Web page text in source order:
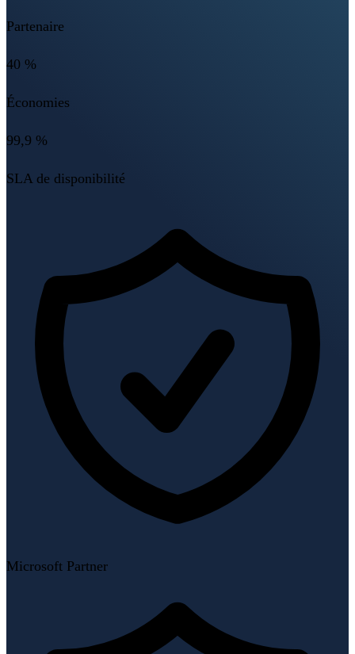
Partenaire
40 %
Économies
99,9 %
SLA de disponibilité
Microsoft Partner